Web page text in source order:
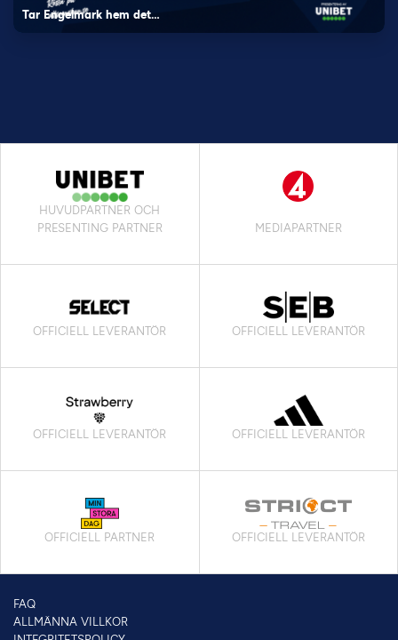
Tar Engelmark hem det…
HUVUDPARTNER OCH
PRESENTING PARTNER
MEDIAPARTNER
OFFICIELL LEVERANTÖR OFFICIELL LEVERANTÖR
OFFICIELL LEVERANTÖR OFFICIELL LEVERANTÖR
OFFICIELL PARTNER OFFICIELL LEVERANTÖR
FAQ
ALLMÄNNA VILLKOR